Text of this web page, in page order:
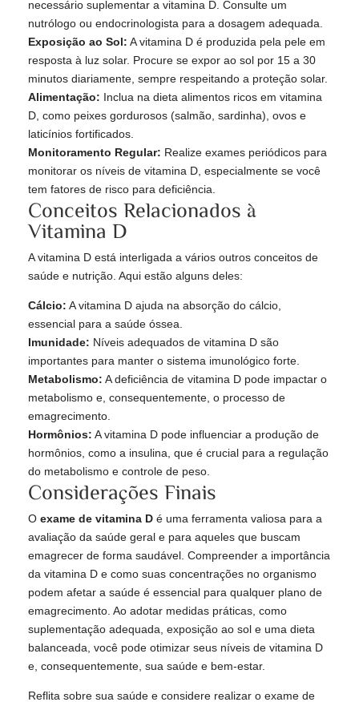
necessário suplementar a vitamina D. Consulte um
nutrólogo ou endocrinologista para a dosagem adequada.
Exposição ao Sol: A vitamina D é produzida pela pele em
resposta à luz solar. Procure se expor ao sol por 15 a 30
minutos diariamente, sempre respeitando a proteção solar.
Alimentação: Inclua na dieta alimentos ricos em vitamina
D, como peixes gordurosos (salmão, sardinha), ovos e
laticínios fortificados.
Monitoramento Regular: Realize exames periódicos para
monitorar os níveis de vitamina D, especialmente se você
tem fatores de risco para deficiência.
Conceitos Relacionados à
Vitamina D
A vitamina D está interligada a vários outros conceitos de
saúde e nutrição. Aqui estão alguns deles:
Cálcio: A vitamina D ajuda na absorção do cálcio,
essencial para a saúde óssea.
Imunidade: Níveis adequados de vitamina D são
importantes para manter o sistema imunológico forte.
Metabolismo: A deficiência de vitamina D pode impactar o
metabolismo e, consequentemente, o processo de
emagrecimento.
Hormônios: A vitamina D pode influenciar a produção de
hormônios, como a insulina, que é crucial para a regulação
do metabolismo e controle de peso.
Considerações Finais
O exame de vitamina D é uma ferramenta valiosa para a
avaliação da saúde geral e para aqueles que buscam
emagrecer de forma saudável. Compreender a importância
da vitamina D e como suas concentrações no organismo
podem afetar a saúde é essencial para qualquer plano de
emagrecimento. Ao adotar medidas práticas, como
suplementação adequada, exposição ao sol e uma dieta
balanceada, você pode otimizar seus níveis de vitamina D
e, consequentemente, sua saúde e bem-estar.
Reflita sobre sua saúde e considere realizar o exame de